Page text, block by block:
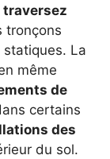
traversez
tronçons
La
même
de
certains
des
du sol.